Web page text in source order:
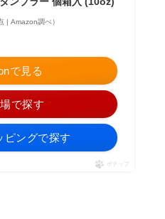
| Amazon調べ）
で見る
で探す
ピングで探す
ポチップ